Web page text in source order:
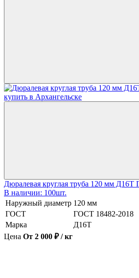
Дюралевая круглая труба 120 мм
В наличии: 100шт.
Наружный диаметр 120 мм
ГОСТ
ГОСТ 18482-2018
Марка
Д16Т
Цена От 2 000 ₽ / кг